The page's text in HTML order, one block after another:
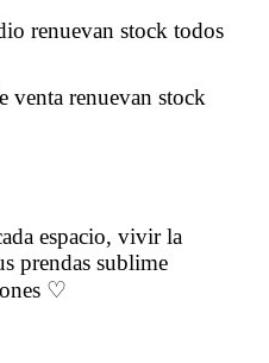
renuevan stock todos
venta renuevan stock
espacio, vivir la
prendas sublime
♡